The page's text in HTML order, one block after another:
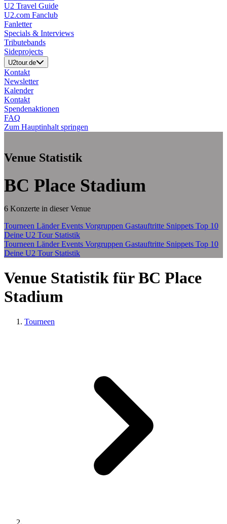
U2 Travel Guide
U2.com Fanclub
Fanletter
Specials & Interviews
Tributebands
Sideprojects
U2tour.de
Kontakt
Newsletter
Kalender
Kontakt
Spendenaktionen
FAQ
Zum Hauptinhalt springen
Venue Statistik
BC Place Stadium
6 Konzerte in dieser Venue
Tourneen LänderEvents Vorgruppen Gastauftritte Snippets Top 10
Deine U2 Tour Statistik
Tourneen LänderEvents Vorgruppen Gastauftritte Snippets Top 10
Deine U2 Tour Statistik
Venue Statistik für BC Place
Stadium
Tourneen